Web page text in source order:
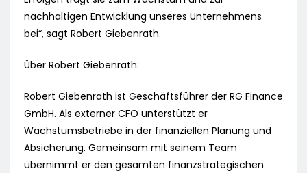
nachhaltigen Entwicklung unseres Unternehmens
bei“, sagt Robert Giebenrath.
Über Robert Giebenrath:
Robert Giebenrath ist Geschäftsführer der RG Finance
GmbH. Als externer CFO unterstützt er
Wachstumsbetriebe in der finanziellen Planung und
Absicherung. Gemeinsam mit seinem Team
übernimmt er den gesamten finanzstrategischen